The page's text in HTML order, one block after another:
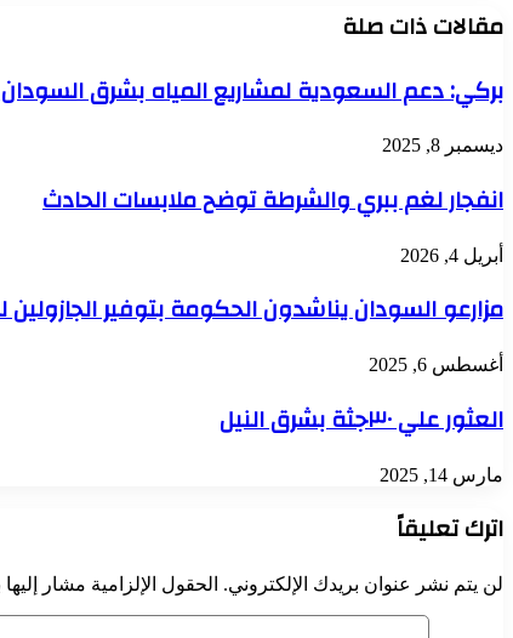
مقالات ذات صلة
بركي: دعم السعودية لمشاريع المياه بشرق
ديسمبر 8, 2025
انفجار لغم ببري والشرطة توضح ملابسات الحادث
أبريل 4, 2026
مزارعو السودان يناشدون الحكومة بتوفير
أغسطس 6, 2025
العثور علي ٣٠جثة بشرق النيل
مارس 14, 2025
اترك تعليقاً
لن يتم نشر عنوان بريدك الإلكتروني. الحقول الإلزامية مشار إليها